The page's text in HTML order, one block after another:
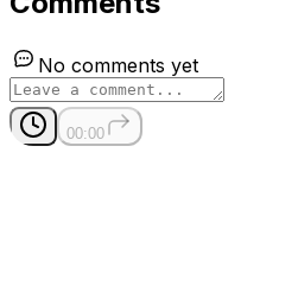
No comments yet
00:00